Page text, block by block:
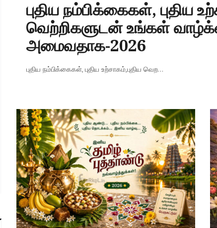
புதிய நம்பிக்கைகள், புதிய
வெற்றிகளுடன் உங்கள்
அமைவதாக-2026
புதிய நம்பிக்கைகள், புதிய உற்சாகம்,புதிய வெற...